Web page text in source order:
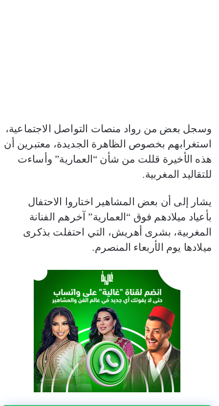
وسجل بعض من رواد منصات التواصل الاجتماعية،
استغرابهم بخصوص الظاهرة الجديدة، معتبرين أن
هذه الأخيرة قللت من شأن “العمارية” وأساءت
للتقاليد المغربية.
يشار إلى أن بعض المشاهير اختاروا الاحتفال
بأعياد ميلادهم فوق “العمارية” آخرهم الفنانة
المغربية، بشرى أهريش، التي احتفلت بذكرى
ميلادها يوم الأربعاء المنصرم.